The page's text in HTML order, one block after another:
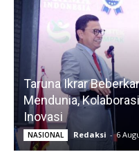
Taruna Ikrar
Mendunia,
Inovasi
NASIONAL Redaksi - 6